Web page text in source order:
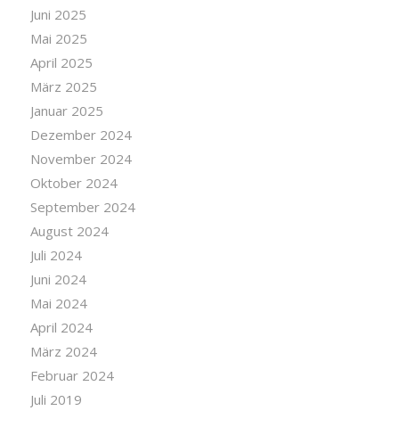
Juni 2025
Mai 2025
April 2025
März 2025
Januar 2025
Dezember 2024
November 2024
Oktober 2024
September 2024
August 2024
Juli 2024
Juni 2024
Mai 2024
April 2024
März 2024
Februar 2024
Juli 2019